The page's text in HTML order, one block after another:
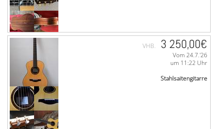
»TAYLOR GRAND AUDITORIUM XX-RS
Taylor Grand Auditorium XX-RS, Baujahr 1994. Limited
Edition Nr. 159 von 250 Stück weltweit. Die Gitarre wurde
anlässlich des 20-zigsten Firmenjubiläums bei ...mehr
VHB. 3 250,00€
Vom 24.7.'26
um 11:22 Uhr
Stahlsaitengitarre